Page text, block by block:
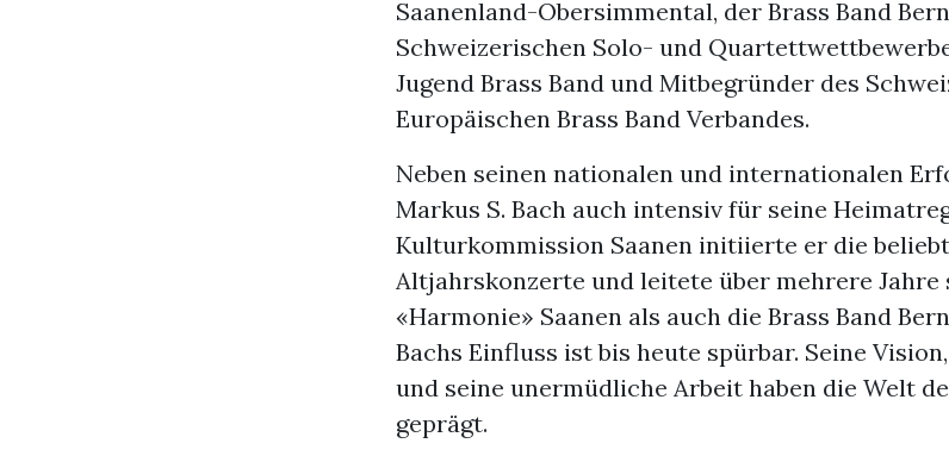
Saanenland-Obersimmental, der Brass Band
Schweizerischen Solo- und
Jugend Brass Band und Mitbegründer des
Europäischen Brass Band Verbandes.
Neben seinen nationalen und internationalen
Markus S. Bach auch intensiv für seine
Kulturkommission Saanen initiierte er die
Altjahrskonzerte und leitete über mehrere Jahre
«Harmonie» Saanen als auch die Brass Band
Bachs Einfluss ist bis heute spürbar. Seine
und seine unermüdliche Arbeit haben die Welt
geprägt.